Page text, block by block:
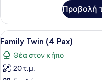
Δωμάτιο
Προβολή
Προβολή
όλων
των
φωτογραφιών
8
Family Twin (4 Pax)
Θέα στον κήπο
20 τ.μ.